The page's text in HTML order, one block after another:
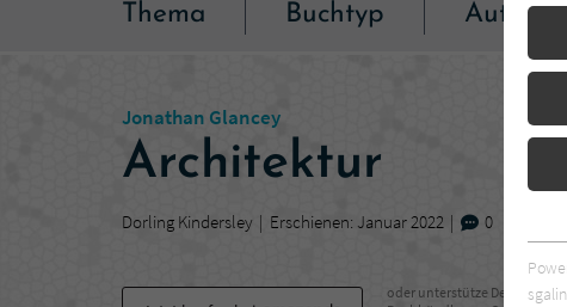
Thema Buchtyp Autor*in
Jonathan Glancey
Architektur
Dorling Kindersley Erschienen: Januar 2022 0
oder unterstütze Deinen